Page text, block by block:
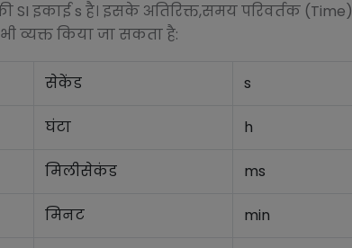
SI इकाईs है। इसके अतिरिक्त,समय परिवर्तक (Time)
व्यक्त किया जा सकता है:
सेकेंड s
घंटा h
मिलीसेकंड ms
मिनट min